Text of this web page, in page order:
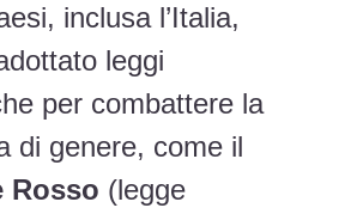
inclusa l’Italia,
leggi
per combattere la
di genere, come il
Rosso (legge